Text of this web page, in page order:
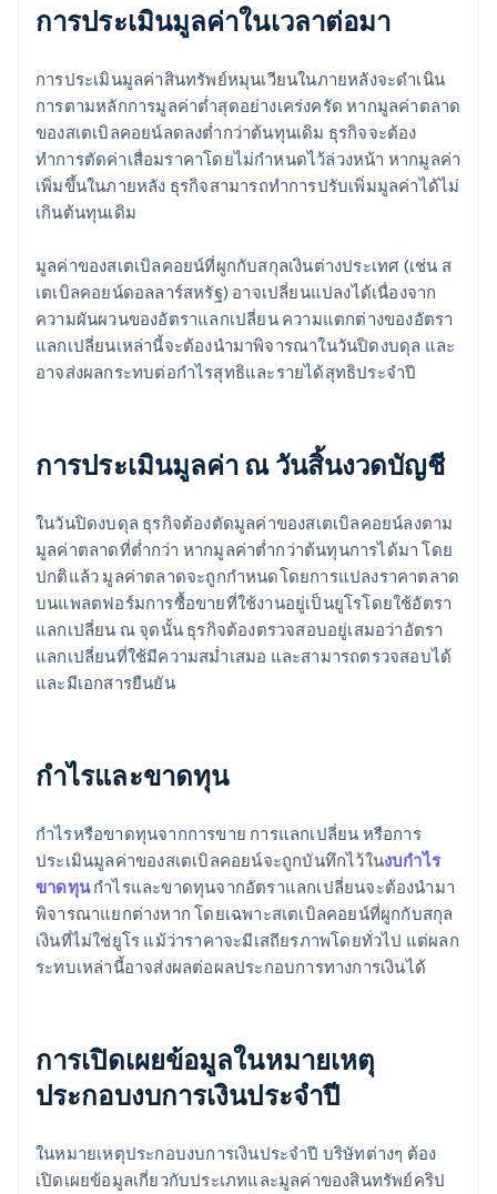
การประเมินมูลค่าในเวลาต่อมา
การประเมินมูลค่าสินทรัพย์หมุนเวียนในภายหลังจะดำเนิน
การตามหลักการมูลค่าต่ำสุดอย่างเคร่งครัด หากมูลค่าตลาด
ของสเตเบิลคอยน์ลดลงต่ำกว่าต้นทุนเดิม ธุรกิจจะต้อง
ทำการตัดค่าเสื่อมราคาโดยไม่กำหนดไว้ล่วงหน้า หากมูลค่า
เพิ่มขึ้นในภายหลัง ธุรกิจสามารถทำการปรับเพิ่มมูลค่าได้ไม่
เกินต้นทุนเดิม
มูลค่าของสเตเบิลคอยน์ที่ผูกกับสกุลเงินต่างประเทศ (เช่น ส
เตเบิลคอยน์ดอลลาร์สหรัฐ) อาจเปลี่ยนแปลงได้เนื่องจาก
ความผันผวนของอัตราแลกเปลี่ยน ความแตกต่างของอัตรา
แลกเปลี่ยนเหล่านี้จะต้องนำมาพิจารณาในวันปิดงบดุล และ
อาจส่งผลกระทบต่อกำไรสุทธิและรายได้สุทธิประจำปี
การประเมินมูลค่า ณ วันสิ้นงวดบัญชี
ในวันปิดงบดุล ธุรกิจต้องตัดมูลค่าของสเตเบิลคอยน์ลงตาม
มูลค่าตลาดที่ต่ำกว่า หากมูลค่าต่ำกว่าต้นทุนการได้มา โดย
ปกติแล้ว มูลค่าตลาดจะถูกกำหนดโดยการแปลงราคาตลาด
บนแพลตฟอร์มการซื้อขายที่ใช้งานอยู่เป็นยูโรโดยใช้อัตรา
แลกเปลี่ยน ณ จุดนั้น ธุรกิจต้องตรวจสอบอยู่เสมอว่าอัตรา
แลกเปลี่ยนที่ใช้มีความสม่ำเสมอ และสามารถตรวจสอบได้
และมีเอกสารยืนยัน
กำไรและขาดทุน
กำไรหรือขาดทุนจากการขาย การแลกเปลี่ยน หรือการ
ประเมินมูลค่าของสเตเบิลคอยน์จะถูกบันทึกไว้ในงบกำไร
ขาดทุนกำไรและขาดทุนจากอัตราแลกเปลี่ยนจะต้องนำมา
พิจารณาแยกต่างหาก โดยเฉพาะสเตเบิลคอยน์ที่ผูกกับสกุล
เงินที่ไม่ใช่ยูโร แม้ว่าราคาจะมีเสถียรภาพโดยทั่วไป แต่ผลก
ระทบเหล่านี้อาจส่งผลต่อผลประกอบการทางการเงินได้
การเปิดเผยข้อมูลในหมายเหตุ
ประกอบงบการเงินประจำปี
ในหมายเหตุประกอบงบการเงินประจำปี บริษัทต่างๆ ต้อง
เปิดเผยข้อมูลเกี่ยวกับประเภทและมูลค่าของสินทรัพย์คริป